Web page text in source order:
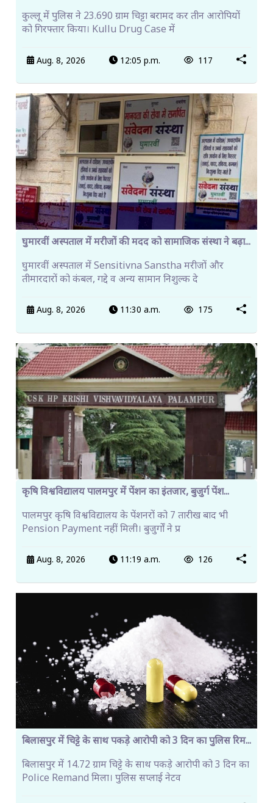
कुल्लू में पुलिस ने 23.690 ग्राम चिट्टा बरामद कर तीन आरोपियों
को गिरफ्तार किया। Kullu Drug Case में
Aug. 8, 2026 12:05 p.m. 117
घुमारवीं अस्पताल में मरीजों की मदद को सामाजिक संस्था ने बढ़ा...
घुमारवीं अस्पताल में Sensitivna Sanstha मरीजों और
तीमारदारों को कंबल, गद्दे व अन्य सामान निशुल्क दे
Aug. 8, 2026 11:30 a.m. 175
कृषि विश्वविद्यालय पालमपुर में पेंशन का इंतजार, बुजुर्ग पेंश...
पालमपुर कृषि विश्वविद्यालय के पेंशनरों को 7 तारीख बाद भी
Pension Payment नहीं मिली। बुजुर्गों ने प्र
Aug. 8, 2026 11:19 a.m. 126
बिलासपुर में चिट्टे के साथ पकड़े आरोपी को 3 दिन का पुलिस रिम...
बिलासपुर में 14.72 ग्राम चिट्टे के साथ पकड़े आरोपी को 3 दिन का
Police Remand मिला। पुलिस सप्लाई नेटव